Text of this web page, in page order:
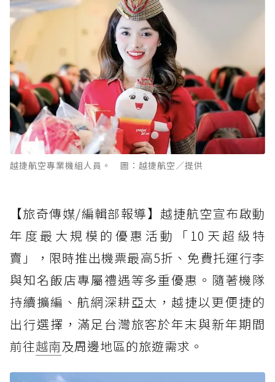
越捷航空專業機組人員。 圖：越捷航空／提供
【旅奇傳媒/編輯部報導】越捷航空宣布啟動
年度最大規模的優惠活動「10天超級特
賣」，限時推出機票最高5折、免費托運行李
與知名飯店專屬禮遇等多重優惠。隨著機隊
持續擴編、航網深耕亞太，越捷以更便捷的
出行選擇，滿足台灣旅客於年末與新年期間
前往越南及周邊地區的旅遊需求。